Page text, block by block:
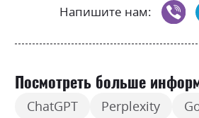
Напишите нам:
Посмотреть больше
ChatGPT Perplexity